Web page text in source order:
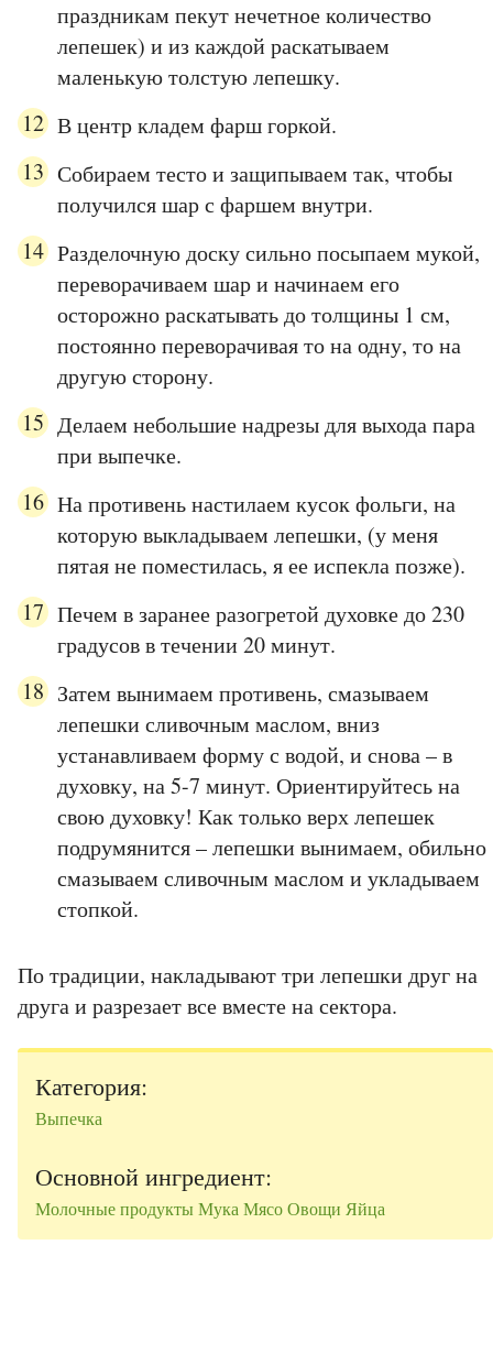
праздникам пекут нечетное количество
лепешек) и из каждой раскатываем
маленькую толстую лепешку.
В центр кладем фарш горкой.
Собираем тесто и защипываем так, чтобы
получился шар с фаршем внутри.
Разделочную доску сильно посыпаем мукой,
переворачиваем шар и начинаем его
осторожно раскатывать до толщины 1 см,
постоянно переворачивая то на одну, то на
другую сторону.
Делаем небольшие надрезы для выхода пара
при выпечке.
На противень настилаем кусок фольги, на
которую выкладываем лепешки, (у меня
пятая не поместилась, я ее испекла позже).
Печем в заранее разогретой духовке до 230
градусов в течении 20 минут.
Затем вынимаем противень, смазываем
лепешки сливочным маслом, вниз
устанавливаем форму с водой, и снова – в
духовку, на 5-7 минут. Ориентируйтесь на
свою духовку! Как только верх лепешек
подрумянится – лепешки вынимаем, обильно
смазываем сливочным маслом и укладываем
стопкой.
По традиции, накладывают три лепешки друг на
друга и разрезает все вместе на сектора.
Категория:
Выпечка
Основной ингредиент:
Молочные продуктыМукаМясоОвощи Яйца